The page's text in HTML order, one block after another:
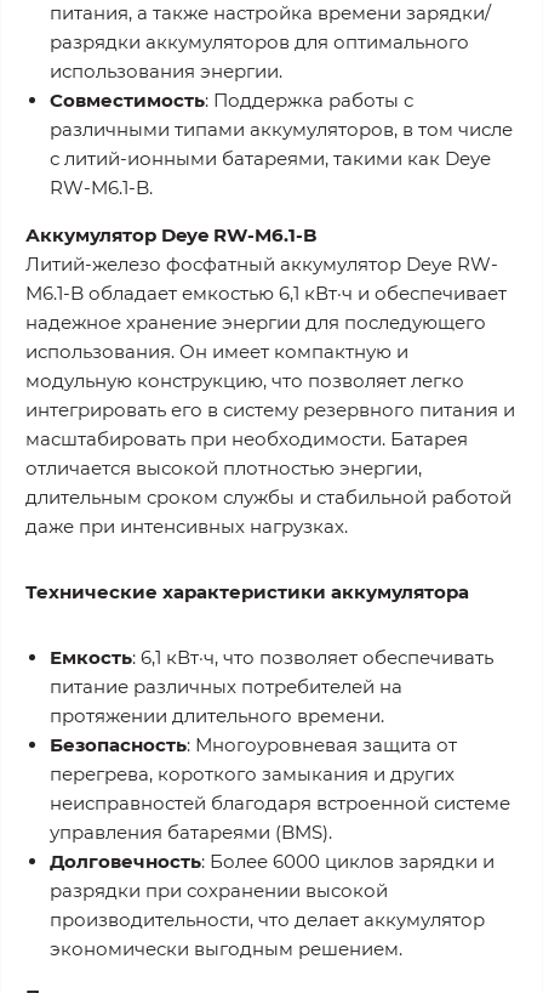
питания, а также настройка времени зарядки/
разрядки аккумуляторов для оптимального
использования энергии.
Совместимость: Поддержка работы с
различными типами аккумуляторов, в том числе
с литий-ионными батареями, такими как Deye
RW-M6.1-B.
Аккумулятор Deye RW-M6.1-B
Литий-железо фосфатный аккумулятор Deye RW-
M6.1-B обладает емкостью 6,1 кВт·ч и обеспечивает
надежное хранение энергии для последующего
использования. Он имеет компактную и
модульную конструкцию, что позволяет легко
интегрировать его в систему резервного питания и
масштабировать при необходимости. Батарея
отличается высокой плотностью энергии,
длительным сроком службы и стабильной работой
даже при интенсивных нагрузках.
Технические характеристики аккумулятора
Емкость: 6,1 кВт·ч, что позволяет обеспечивать
питание различных потребителей на
протяжении длительного времени.
Безопасность: Многоуровневая защита от
перегрева, короткого замыкания и других
неисправностей благодаря встроенной системе
управления батареями (BMS).
Долговечность: Более 6000 циклов зарядки и
разрядки при сохранении высокой
производительности, что делает аккумулятор
экономически выгодным решением.